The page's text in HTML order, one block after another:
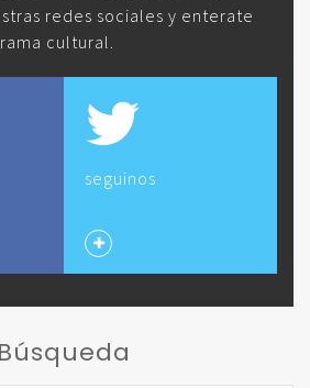
redes sociales y enterate
cultural.
seguinos
Búsqueda